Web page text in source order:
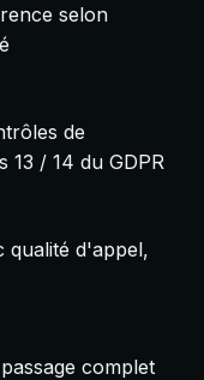
selon
de
13 / 14 du GDPR
qualité d'appel,
complet